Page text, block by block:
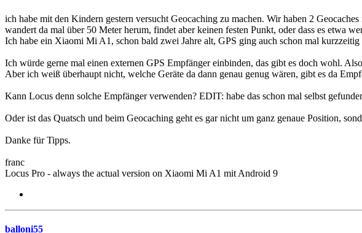
ich habe mit den Kindern gestern versucht Geocaching zu machen. Wir haben 2
wandert da mal über 50 Meter herum, findet aber keinen festen Punkt, oder dass es etwa
Ich habe ein Xiaomi Mi A1, schon bald zwei Jahre alt, GPS ging auch schon mal
Ich würde gerne mal einen externen GPS Empfänger einbinden, das gibt es doch wohl.
Aber ich weiß überhaupt nicht, welche Geräte da dann genau genug wären, gibt es da
Kann Locus denn solche Empfänger verwenden? EDIT: habe das schon mal selbst
Oder ist das Quatsch und beim Geocaching geht es gar nicht um ganz genaue Position,
Danke für Tipps.
franc
Locus Pro - always the actual version on Xiaomi Mi A1 mit Android 9
balloni55